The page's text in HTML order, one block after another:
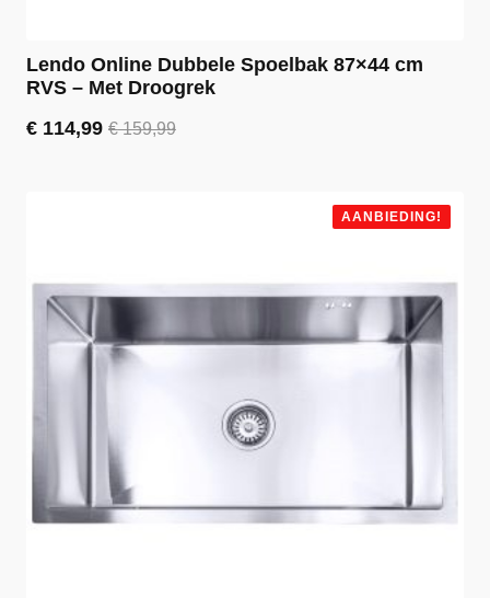
Lendo Online Dubbele Spoelbak 87×44 cm
RVS – Met Droogrek
€159,99
Oorspronkelijke
€ 114,99
Huidige
AANBIEDING!